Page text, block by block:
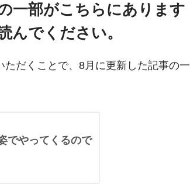
一部がこちらにあります
んでください。
だくことで、8月に更新した記事の一
でやってくるので